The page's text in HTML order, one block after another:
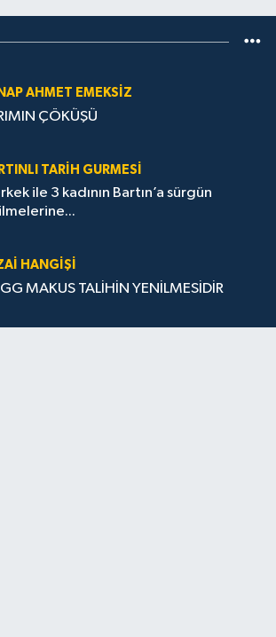
AHMET EMEKSİZ
ÇÖKÜŞÜ
TARIH GURMESI
ile 3 kadının Bartın’a sürgün
HANGİŞİ
MAKUS TALİHİN YENİLMESİDİR